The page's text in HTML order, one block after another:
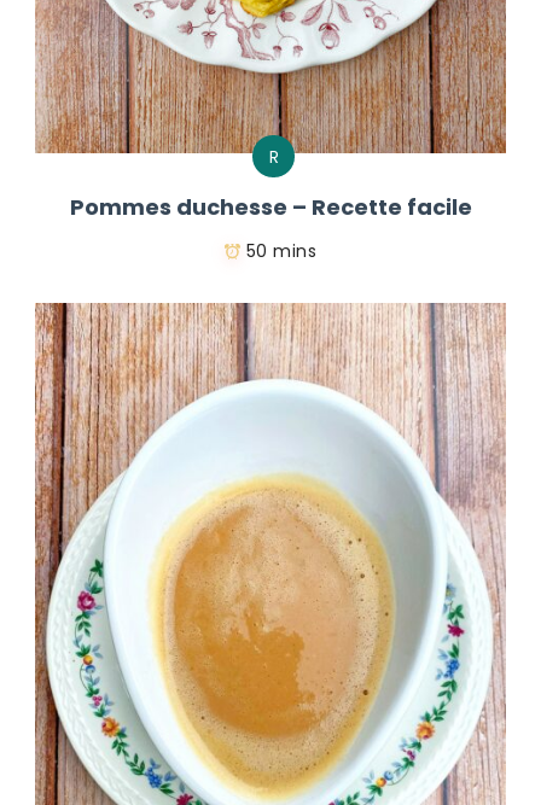
R
Pommes duchesse – Recette facile
50 mins